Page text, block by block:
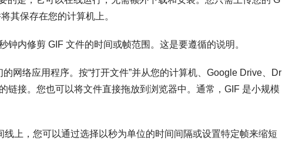
其保存在您的计算机上。
内修剪 GIF 文件的时间或帧范围。这是要遵循的说明。
网络应用程序。按“打开文件”并从您的计算机、Google Drive、Dr
链接。您也可以将文件直接拖放到浏览器中。通常，GIF 是小规模
上，您可以通过选择以秒为单位的时间间隔或设置特定帧来缩短